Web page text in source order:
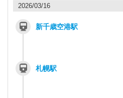
2026/03/16
新千歳空港駅
札幌駅